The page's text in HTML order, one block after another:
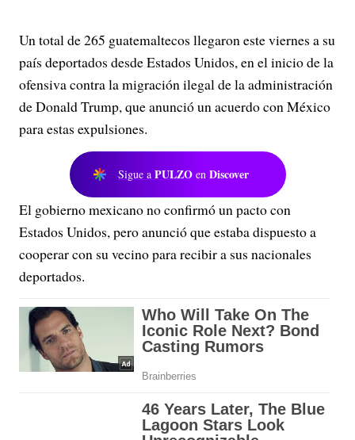
Un total de 265 guatemaltecos llegaron este viernes a su
país deportados desde Estados Unidos, en el inicio de la
ofensiva contra la migración ilegal de la administración
de Donald Trump, que anunció un acuerdo con México
para estas expulsiones.
Sigue a PULZO en Discover
El gobierno mexicano no confirmó un pacto con
Estados Unidos, pero anunció que estaba dispuesto a
cooperar con su vecino para recibir a sus nacionales
deportados.